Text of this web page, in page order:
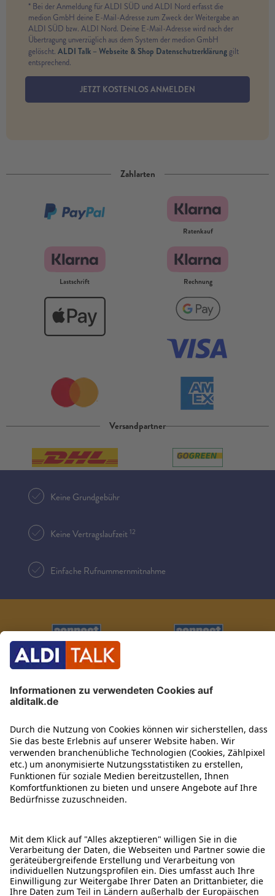
* Bei der Anmeldung für ALDI SÜD und ALDI Nord erfasst die
medion GmbH deine E-Mail-Adresse zum Zweck der Weitergabe an
ALDI SÜD bzw. ALDI Nord. Deine E-Mail-Adresse wird nach der
Übertragung unverzüglich aus dem System der medion GmbH
gelöscht. ALDI Talk – Webseite & Shop Datenschutzerklärunggilt
entsprechend.
JETZT KOSTENLOS ANMELDEN
Zahlarten
Ratenkauf
Lastschrift Rechnung
Versandpartner
Keine Grundgebühr
Keine Vertragslaufzeit12
Einfache Rufnummernmitnahme
ALDI TALK WEBSHOP
ALDI TALK MOBILFUNK